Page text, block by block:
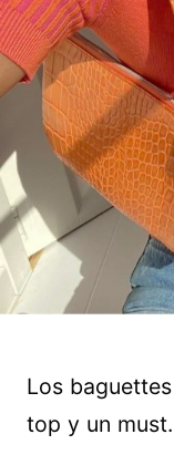
Los
top y un must.